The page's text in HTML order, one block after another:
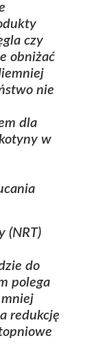
czy
obniżać
nie
dla
w
(NRT)
do
polega
redukcję